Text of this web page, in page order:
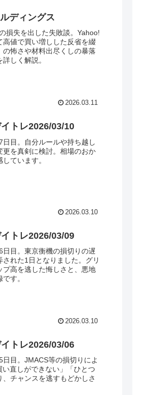
ディングス
損失を出した失敗談。Yahoo!
値で買い増しした反省を綴
怖さや材料出尽くしの暴落
しく解説。
2026.03.11
トレ2026/03/10
目。自分ルールや持ち越し
を真剣に検討。相場のおか
ています。
2026.03.10
トレ2026/03/09
目。東京衡機の損切りの遅
れた1日となりました。グリ
高を逃した悔しさと、悪地
す。
2026.03.10
トレ2026/03/06
目。JMACS等の損切りによ
直しができない」「ひとつ
チャンスを逃すもどかしさ